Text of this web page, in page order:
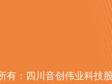
有：四川音创伟业科技